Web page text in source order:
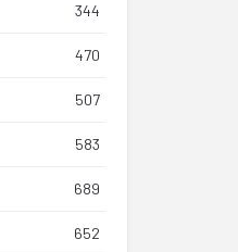
344
470
507
583
689
652